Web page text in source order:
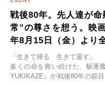
戦後80年。先人達が命
常”の尊さを想う。映
年8月15日（金）より
「生きて帰る 生きて還す」
多くの命を救い続けた、駆逐
YUKIKAZE』が戦後80年の節